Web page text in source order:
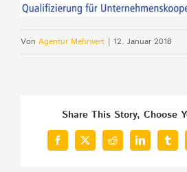
Von Agentur Mehrwert | 12. Januar 2018
Share This Story, Choose
Facebook
X Reddit LinkedIn